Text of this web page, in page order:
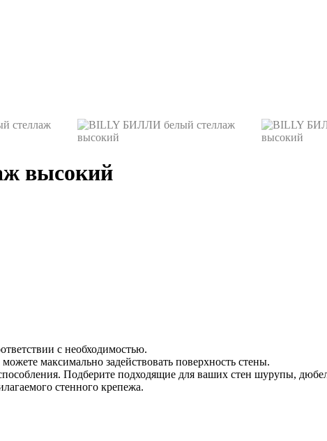
высокий
с необходимостью.
максимально задействовать поверхность стены.
Подберите подходящие для ваших стен шурупы,
стенного крепежа.